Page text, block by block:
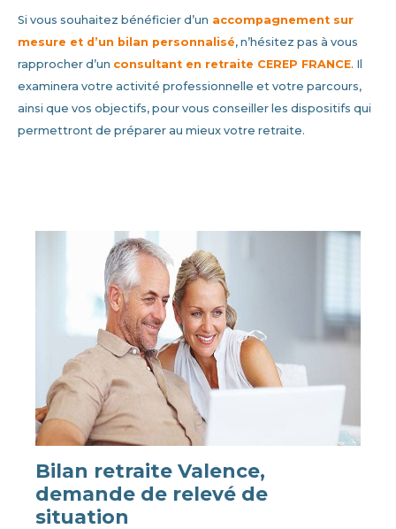
Si vous souhaitez bénéficier d’un accompagnement sur
mesure et d’un bilan personnalisé, n’hésitez pas à vous
rapprocher d’un consultant en retraite CEREP FRANCE. Il
examinera votre activité professionnelle et votre parcours,
ainsi que vos objectifs, pour vous conseiller les dispositifs qui
permettront de préparer au mieux votre retraite.
Bilan retraite Valence,
demande de relevé de
situation